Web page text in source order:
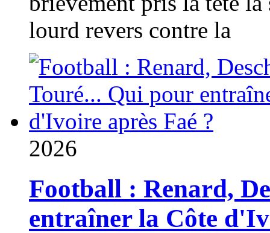
lourd revers contre la
2026
Football : Renard,
entraîner la Côte